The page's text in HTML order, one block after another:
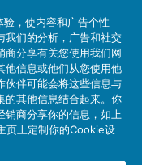
息列表
产品信息新的列表
利用本网站
，使内容和广告个性
我们的分析，广告和社交
商分享有关您使用我们网
他信息或他们从您使用他
伙伴可能会将这些信息与
的其他信息结合起来。你
销商分享你的信息，如上
页上定制你的Cookie设